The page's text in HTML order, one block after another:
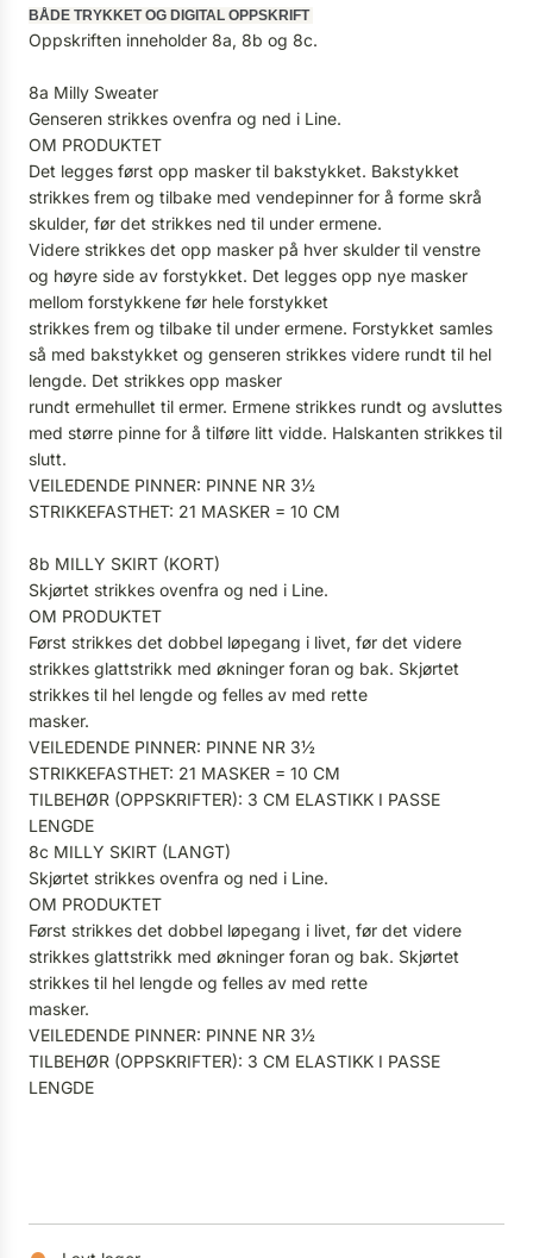
BÅDE TRYKKET OG DIGITAL OPPSKRIFT
Oppskriften inneholder 8a, 8b og 8c.
8a Milly Sweater
Genseren strikkes ovenfra og ned i Line.
OM PRODUKTET
Det legges først opp masker til bakstykket. Bakstykket
strikkes frem og tilbake med vendepinner for å forme skrå
skulder, før det strikkes ned til under ermene.
Videre strikkes det opp masker på hver skulder til venstre
og høyre side av forstykket. Det legges opp nye masker
mellom forstykkene før hele forstykket
strikkes frem og tilbake til under ermene. Forstykket samles
så med bakstykket og genseren strikkes videre rundt til hel
lengde. Det strikkes opp masker
rundt ermehullet til ermer. Ermene strikkes rundt og avsluttes
med større pinne for å tilføre litt vidde. Halskanten strikkes til
slutt.
VEILEDENDE PINNER: PINNE NR 3½
STRIKKEFASTHET: 21 MASKER = 10 CM
8b MILLY SKIRT (KORT)
Skjørtet strikkes ovenfra og ned i Line.
OM PRODUKTET
Først strikkes det dobbel løpegang i livet, før det videre
strikkes glattstrikk med økninger foran og bak. Skjørtet
strikkes til hel lengde og felles av med rette
masker.
VEILEDENDE PINNER: PINNE NR 3½
STRIKKEFASTHET: 21 MASKER = 10 CM
TILBEHØR (OPPSKRIFTER): 3 CM ELASTIKK I PASSE
LENGDE
8c MILLY SKIRT (LANGT)
Skjørtet strikkes ovenfra og ned i Line.
OM PRODUKTET
Først strikkes det dobbel løpegang i livet, før det videre
strikkes glattstrikk med økninger foran og bak. Skjørtet
strikkes til hel lengde og felles av med rette
masker.
VEILEDENDE PINNER: PINNE NR 3½
TILBEHØR (OPPSKRIFTER): 3 CM ELASTIKK I PASSE
LENGDE